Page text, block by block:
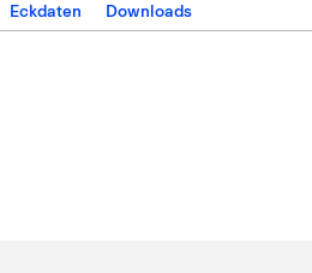
Eckdaten Downloads